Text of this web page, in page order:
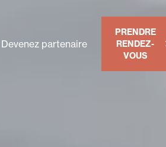
Devenez partenaire
PRENDRE
RENDEZ-
VOUS